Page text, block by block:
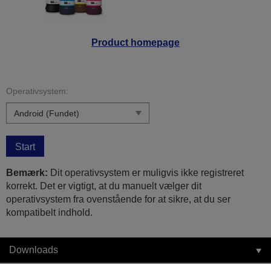
Product homepage
Operativsystem:
Start
Bemærk: Dit operativsystem er muligvis ikke registreret
korrekt. Det er vigtigt, at du manuelt vælger dit
operativsystem fra ovenstående for at sikre, at du ser
kompatibelt indhold.
Downloads